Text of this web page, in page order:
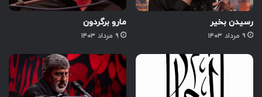
رسیدن بخیر
۹ مرداد ۱۴۰۳
مارو برگردون
۹ مرداد ۱۴۰۳